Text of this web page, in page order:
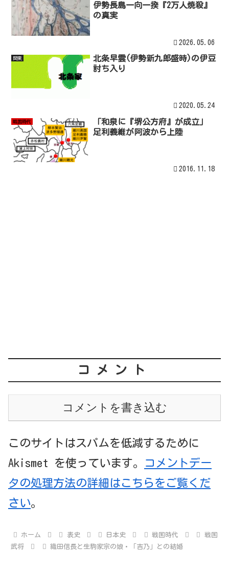
伊勢長島一向一揆『2万人焼殺』
の真実
2026.05.06
関東
北条早雲(伊勢新九郎盛時)の伊豆
討ち入り
2020.05.24
戦国時代
「和泉に『堺公方府』が成立」
足利義維が阿波から上陸
2016.11.18
コメント
コメントを書き込む
このサイトはスパムを低減するために
Akismet を使っています。
コメントデー
タの処理方法の詳細はこちらをご覧くだ
さい。
ホーム 表史 日本史 戦国時代
戦国
武将
織田信長と生駒家宗の娘・「吉乃」との結婚